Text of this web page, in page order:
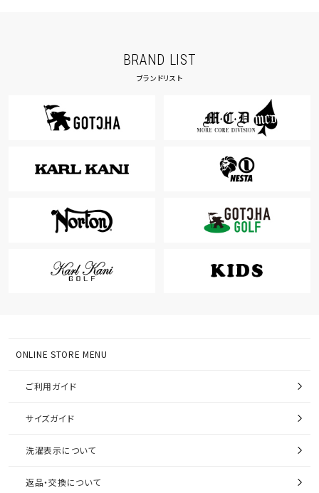
BRAND LIST
ブランドリスト
ONLINE STORE MENU
ご利用ガイド
サイズガイド
洗濯表示について
返品・交換について